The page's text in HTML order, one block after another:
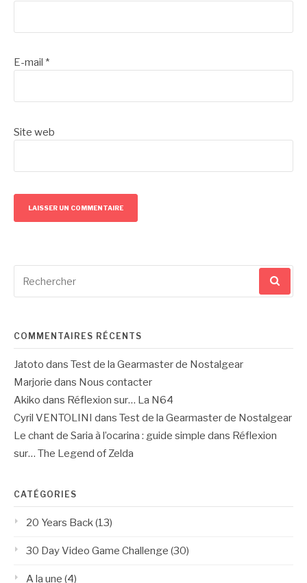
E-mail *
Site web
pour
COMMENTAIRES RÉCENTS
Jatoto dans Test de la Gearmaster de Nostalgear
Marjorie dans Nous contacter
Akiko dans Réflexion sur… La N64
Cyril VENTOLINI dans Test de la Gearmaster de Nostalgear
Le chant de Saria à l’ocarina : guide simple dans Réflexion
sur… The Legend of Zelda
CATÉGORIES
20 Years Back(13)
30 Day Video Game Challenge (30)
A la une (4)